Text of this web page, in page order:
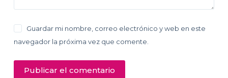
Guardar mi nombre, correo electrónico y web en este
navegador la próxima vez que comente.
Publicar el comentario